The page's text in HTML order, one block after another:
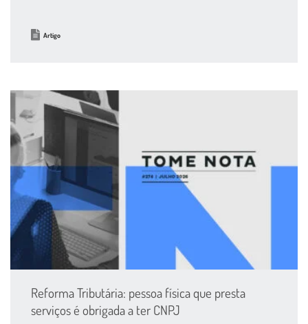
Artigo
Reforma Tributária: pessoa física que presta
serviços é obrigada a ter CNPJ